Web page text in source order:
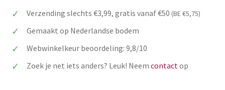
Amerikaanse
stijl
Verzending slechts €3,99, gratis vanaf €50 (BE €5,75)
Gemaakt op Nederlandse bodem
Webwinkelkeur beoordeling: 9,8/10
Zoek je net iets anders? Leuk! Neem contactop